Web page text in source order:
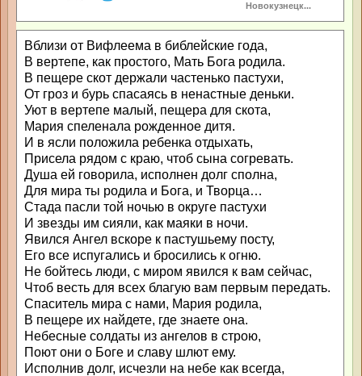
Новокузнецк...
Вблизи от Вифлеема в библейские года,
В вертепе, как простого, Мать Бога родила.
В пещере скот держали частенько пастухи,
От гроз и бурь спасаясь в ненастные деньки.
Уют в вертепе малый, пещера для скота,
Мария спеленала рожденное дитя.
И в ясли положила ребенка отдыхать,
Присела рядом с краю, чтоб сына согревать.
Душа ей говорила, исполнен долг сполна,
Для мира ты родила и Бога, и Творца…
Стада пасли той ночью в округе пастухи
И звезды им сияли, как маяки в ночи.
Явился Ангел вскоре к пастушьему посту,
Его все испугались и бросились к огню.
Не бойтесь люди, с миром явился к вам сейчас,
Чтоб весть для всех благую вам первым передать.
Спаситель мира с нами, Мария родила,
В пещере их найдете, где знаете она.
Небесные солдаты из ангелов в строю,
Поют они о Боге и славу шлют ему.
Исполнив долг, исчезли на небе как всегда,